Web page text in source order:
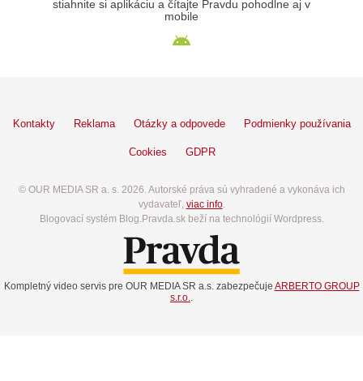
stiahnite si aplikáciu a čítajte Pravdu pohodlne aj v
mobile
Kontakty Reklama Otázky a odpovede Podmienky používania
Cookies GDPR
© OUR MEDIA SR a. s. 2026. Autorské práva sú vyhradené a vykonáva ich
vydavateľ, viac info.
Blogovací systém Blog.Pravda.sk beží na technológií Wordpress.
Kompletný video servis pre OUR MEDIA SR a.s. zabezpečuje ARBERTO GROUP
s.r.o..